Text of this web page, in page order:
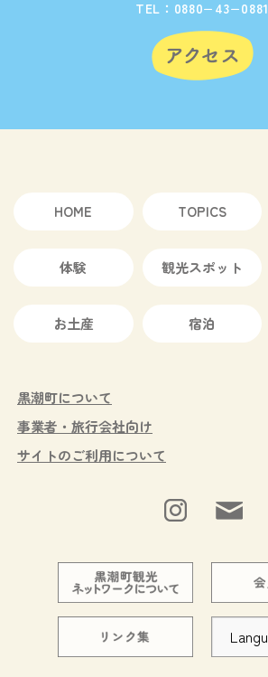
TEL：0880−43−0881
HOME TOPICS
体験 観光スポット
お土産 宿泊
黒潮町について
事業者・旅行会社向け
サイトのご利用について